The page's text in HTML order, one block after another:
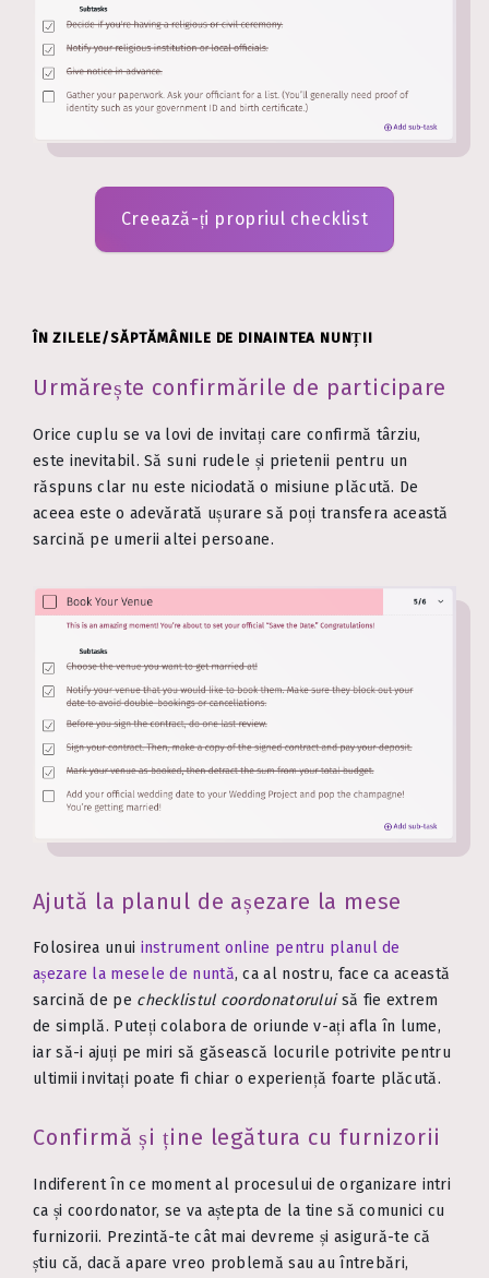
Creează-ți propriul checklist
ÎN ZILELE/SĂPTĂMÂNILE DE DINAINTEA NUNȚII
Urmărește confirmările de participare
Orice cuplu se va lovi de invitați care confirmă târziu,
este inevitabil. Să suni rudele și prietenii pentru un
răspuns clar nu este niciodată o misiune plăcută. De
aceea este o adevărată ușurare să poți transfera această
sarcină pe umerii altei persoane.
Ajută la planul de așezare la mese
Folosirea unui instrument online pentru planul de
așezare la mesele de nuntă, ca al nostru, face ca această
sarcină de pe checklistul coordonatoruluisă fie extrem
de simplă. Puteți colabora de oriunde v-ați afla în lume,
iar să-i ajuți pe miri să găsească locurile potrivite pentru
ultimii invitați poate fi chiar o experiență foarte plăcută.
Confirmă și ține legătura cu furnizorii
Indiferent în ce moment al procesului de organizare intri
ca și coordonator, se va aștepta de la tine să comunici cu
furnizorii. Prezintă-te cât mai devreme și asigură-te că
știu că, dacă apare vreo problemă sau au întrebări,